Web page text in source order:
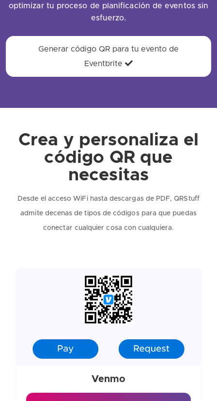
optimizar tu proceso de planificación de eventos sin
esfuerzo.
Generar código QR para tu evento de
Eventbrite
Crea y personaliza el
código QR que
necesitas
Desde el acceso WiFi hasta descargas de PDF, QRStuff
admite decenas de tipos de códigos para que puedas
conectar cualquier cosa con cualquiera.
Venmo